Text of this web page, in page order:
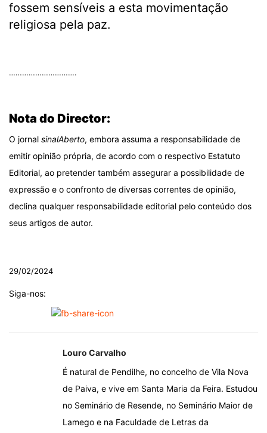
fossem sensíveis a esta movimentação
religiosa pela paz.
………………………….
Nota do Director:
O jornal sinalAberto, embora assuma a responsabilidade de
emitir opinião própria, de acordo com o respectivo Estatuto
Editorial, ao pretender também assegurar a possibilidade de
expressão e o confronto de diversas correntes de opinião,
declina qualquer responsabilidade editorial pelo conteúdo dos
seus artigos de autor.
29/02/2024
Siga-nos:
Louro Carvalho
É natural de Pendilhe, no concelho de Vila Nova
de Paiva, e vive em Santa Maria da Feira. Estudou
no Seminário de Resende, no Seminário Maior de
Lamego e na Faculdade de Letras da